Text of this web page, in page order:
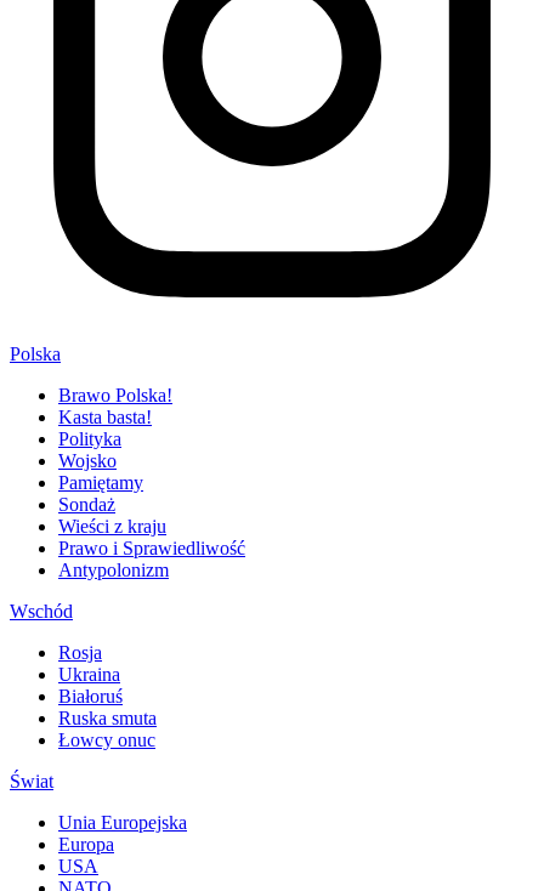
Polska
Brawo Polska!
Kasta basta!
Polityka
Wojsko
Pamiętamy
Sondaż
Wieści z kraju
Prawo i Sprawiedliwość
Antypolonizm
Wschód
Rosja
Ukraina
Białoruś
Ruska smuta
Łowcy onuc
Świat
Unia Europejska
Europa
USA